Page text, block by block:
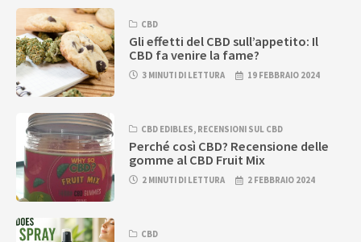
CBD
Gli effetti del CBD sull’appetito: Il
CBD fa venire la fame?
3 MINUTI DI LETTURA 19 FEBBRAIO 2024
CBD EDIBLES, RECENSIONI SUL CBD
Perché così CBD? Recensione delle
gomme al CBD Fruit Mix
2 MINUTI DI LETTURA 2 FEBBRAIO 2024
CBD